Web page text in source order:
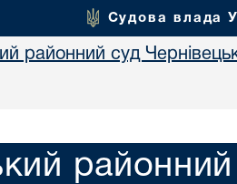
Судова влада
районний суд
районний